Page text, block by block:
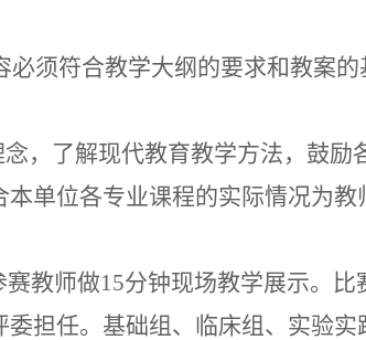
须符合教学大纲的要求和教案的
，了解现代教育教学方法， 鼓励
单位各专业课程的实际情况为教
教师做15分钟现场教学展示。比
担任。基础组、临床组、实验实